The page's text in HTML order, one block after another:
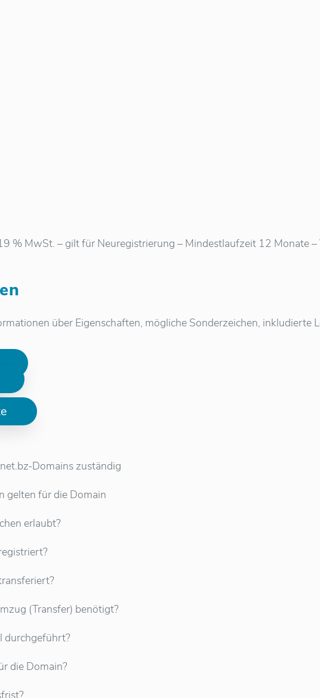
% MwSt. – gilt für Neuregistrierung – Mindestlaufzeit 12 Monate
über Eigenschaften, mögliche Sonderzeichen,
Domains zuständig
gelten für die Domain
erlaubt?
(Transfer) benötigt?
durchgeführt?
die Domain?